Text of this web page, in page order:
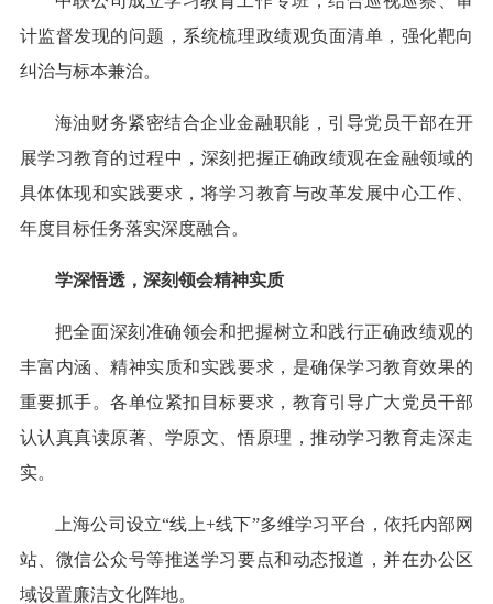
计监督发现的问题，系统梳理政绩观负面清单，强化靶向
纠治与标本兼治。
海油财务紧密结合企业金融职能，引导党员干部在开
展学习教育的过程中，深刻把握正确政绩观在金融领域的
具体体现和实践要求，将学习教育与改革发展中心工作、
年度目标任务落实深度融合。
学深悟透，深刻领会精神实质
把全面深刻准确领会和把握树立和践行正确政绩观的
丰富内涵、精神实质和实践要求，是确保学习教育效果的
重要抓手。各单位紧扣目标要求，教育引导广大党员干部
认认真真读原著、学原文、悟原理，推动学习教育走深走
实。
上海公司设立“线上+线下”多维学习平台，依托内部网
站、微信公众号等推送学习要点和动态报道，并在办公区
域设置廉洁文化阵地。